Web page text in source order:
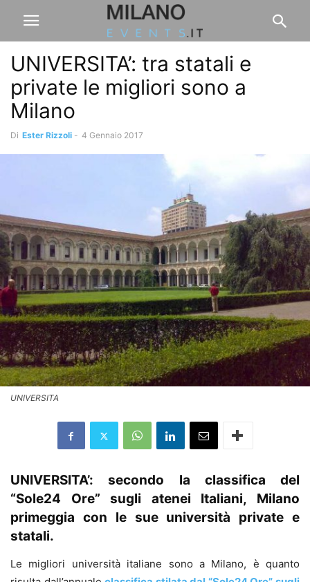
UNIVERSITA’: tra statali e
private le migliori sono a
Milano
Di Ester Rizzoli - 4 Gennaio 2017
UNIVERSITA
UNIVERSITA’: secondo la classifica del
“Sole24 Ore” sugli atenei Italiani, Milano
primeggia con le sue università private e
statali.
Le migliori università italiane sono a Milano, è quanto